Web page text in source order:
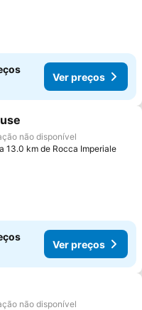
Ver preços
aos favoritos
não disponível
13.0 km de Rocca Imperiale
Ver preços
aos favoritos
não disponível